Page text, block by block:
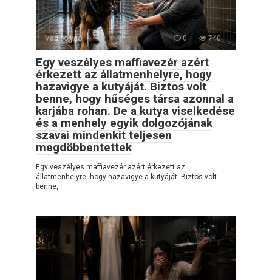
Vad bolygó 0 740
Egy veszélyes maffiavezér azért
érkezett az állatmenhelyre, hogy
hazavigye a kutyáját. Biztos volt
benne, hogy hűséges társa azonnal a
karjába rohan. De a kutya viselkedése
és a menhely egyik dolgozójának
szavai mindenkit teljesen
megdöbbentettek
Egy veszélyes maffiavezér azért érkezett az
állatmenhelyre, hogy hazavigye a kutyáját. Biztos volt
benne,